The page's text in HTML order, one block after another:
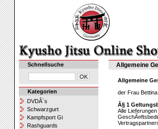
Schnellsuche
Kategorien
DVDÂ´s
Schwarzgurt
Kampfsport Gi
Rashguards
Allgemeine
Allgemeine
der Frau
Â§ 1
Alle